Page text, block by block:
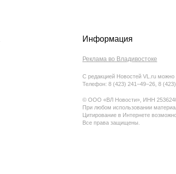
Информация
Реклама во Владивостоке
С редакцией Новостей VL.ru можно
Телефон: 8 (423) 241−49−26, 8
© ООО «ВЛ Новости», ИНН
При любом использовании
Цитирование в Интернете
Все права защищены.